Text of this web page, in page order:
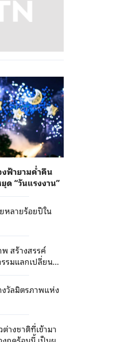
ฟ้ายามค่ำคืน
ด “วันแรงงาน”
หลายร้อยปีใน
สร้างสรรค์
รมแลกเปลี่ยน
ถาบันไมตรี
ำเร็จอย่าง
วัลมิตรภาพแห่ง
างชาติที่เข้ามา